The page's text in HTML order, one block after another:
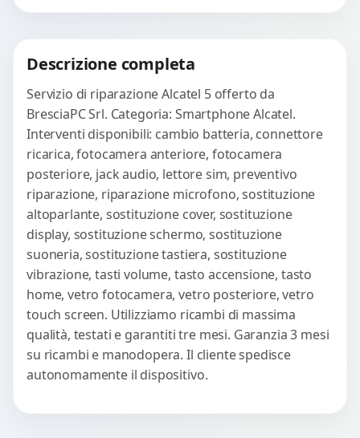
avanzati per...
Descrizione completa
Servizio di riparazione Alcatel 5 offerto da
BresciaPC Srl. Categoria: Smartphone Alcatel.
Interventi disponibili: cambio batteria, connettore
ricarica, fotocamera anteriore, fotocamera
posteriore, jack audio, lettore sim, preventivo
riparazione, riparazione microfono, sostituzione
altoparlante, sostituzione cover, sostituzione
display, sostituzione schermo, sostituzione
suoneria, sostituzione tastiera, sostituzione
vibrazione, tasti volume, tasto accensione, tasto
home, vetro fotocamera, vetro posteriore, vetro
touch screen. Utilizziamo ricambi di massima
qualità, testati e garantiti tre mesi. Garanzia 3 mesi
su ricambi e manodopera. Il cliente spedisce
autonomamente il dispositivo.